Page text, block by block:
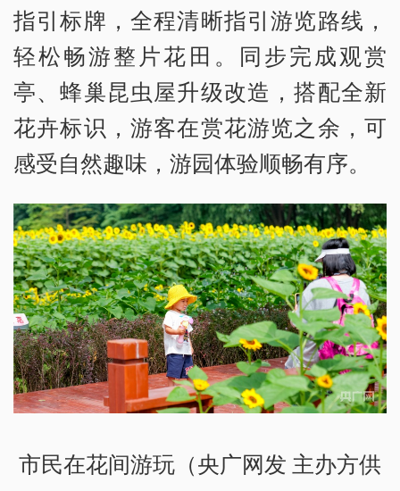
指引标牌，全程清晰指引游览路线，
轻松畅游整片花田。同步完成观赏
亭、蜂巢昆虫屋升级改造，搭配全新
花卉标识，游客在赏花游览之余，可
感受自然趣味，游园体验顺畅有序。
市民在花间游玩（央广网发 主办方供